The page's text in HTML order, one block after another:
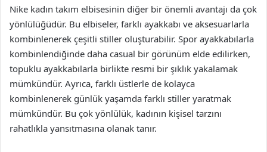
Nike kadın takım elbisesinin diğer bir önemli avantajı da çok
yönlülüğüdür. Bu elbiseler, farklı ayakkabı ve aksesuarlarla
kombinlenerek çeşitli stiller oluşturabilir. Spor ayakkabılarla
kombinlendiğinde daha casual bir görünüm elde edilirken,
topuklu ayakkabılarla birlikte resmi bir şıklık yakalamak
mümkündür. Ayrıca, farklı üstlerle de kolayca
kombinlenerek günlük yaşamda farklı stiller yaratmak
mümkündür. Bu çok yönlülük, kadının kişisel tarzını
rahatlıkla yansıtmasına olanak tanır.